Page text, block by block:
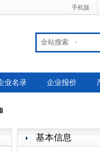
手机版
全站搜索
业名录 企业报价
基本信息